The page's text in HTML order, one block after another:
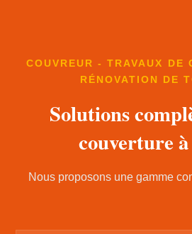
COUVREUR - TRAVAUX DE
RÉNOVATION DE
Solutions
couverture
Nous proposons une gamme